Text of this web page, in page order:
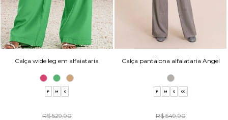
Calça wide leg em alfaiataria
P M G
R$ 529,90
Calça pantalona alfaiataria Angel
P M G GG
R$ 549,90